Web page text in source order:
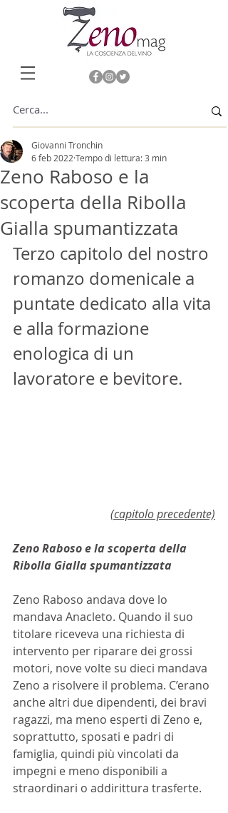
Zeno Raboso e la
scoperta della Ribolla
Gialla spumantizzata
Giovanni Tronchin
6 feb 2022 Tempo di lettura: 3 min
Terzo capitolo del nostro
romanzo domenicale a
puntate dedicato alla vita
e alla formazione
enologica di un
lavoratore e bevitore.
(capitolo precedente)
Zeno Raboso e la scoperta della
Ribolla Gialla spumantizzata
Zeno Raboso andava dove lo
mandava Anacleto. Quando il suo
titolare riceveva una richiesta di
intervento per riparare dei grossi
motori, nove volte su dieci mandava
Zeno a risolvere il problema. C’erano
anche altri due dipendenti, dei bravi
ragazzi, ma meno esperti di Zeno e,
soprattutto, sposati e padri di
famiglia, quindi più vincolati da
impegni e meno disponibili a
straordinari o addirittura trasferte.